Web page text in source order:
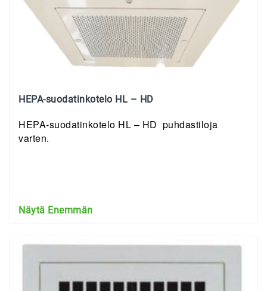
HEPA-suodatinkotelo HL – HD
HEPA-suodatinkotelo HL – HD puhdastiloja
varten.
Näytä Enemmän